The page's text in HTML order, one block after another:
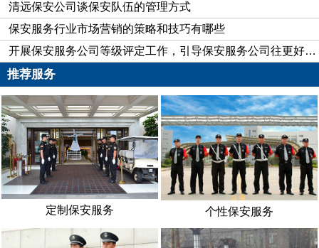
保安的社会地位低、得不到应有的尊重
很多业主一提到保安，就会说：“保安，不就是看看大门，
站站岗”，在工作中时常碰到一些业主，对保安大呼小叫的，“保
安，你过来一下，”！根本没有把保安当回事，高兴的时候口气
软一点，带点笑容；心情不好的时候，觉得保安好欺负，轻者骂
人，重者打人。目前，整个社会对保安行业认识不够，保安的职
业地位还没有得到社会的关注；对年轻人来说还没有大的吸引
力，在同等的工作条件面前，大多数的人不愿意选择做保安；很
多的父母亲也不支持自己的孩子从事保安工作，不忍心看到自己
清远保安公司谈保安队伍的管理方式
保安服务行业市场营销的策略和技巧有哪些
开展保安服务公司等级评定工作，引导保安服务公司往更好的方向发展
推荐服务
定制保安服务 个性保安服务